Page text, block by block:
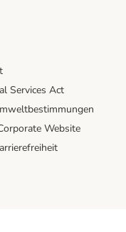
Services Act
Website